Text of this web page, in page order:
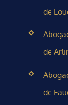
de
de
de